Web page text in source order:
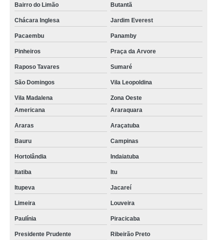
Bairro do Limão Butantã
Chácara Inglesa Jardim Everest
Pacaembu Panamby
Pinheiros Praça da Arvore
Raposo Tavares Sumaré
São Domingos Vila Leopoldina
Vila Madalena
Zona Oeste
Americana
Araraquara
Araras Araçatuba
Bauru Campinas
Hortolândia Indaiatuba
Itatiba Itu
Itupeva Jacareí
Limeira Louveira
Paulínia Piracicaba
Presidente Prudente Ribeirão Preto